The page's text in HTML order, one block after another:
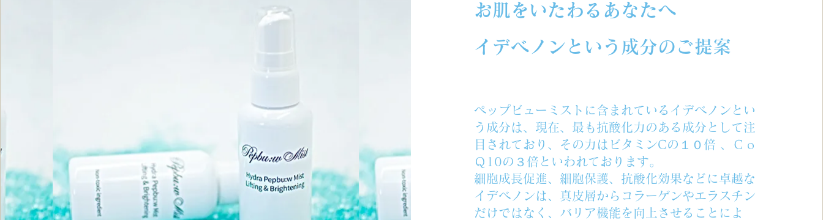
お肌をいたわるあなたへ
イデベノンという成分のご提案
ペップビューミストに含まれているイデベノンとい
う成分は、現在、最も抗酸化力のある成分として注
目されており、その力はビタミンCの１０倍 、Ｃｏ
Ｑ10の３倍といわれております。
細胞成長促進、細胞保護、抗酸化効果などに卓越な
イデベノンは、真皮層からコラーゲンやエラスチン
だけではなく、バリア機能を向上させることによ